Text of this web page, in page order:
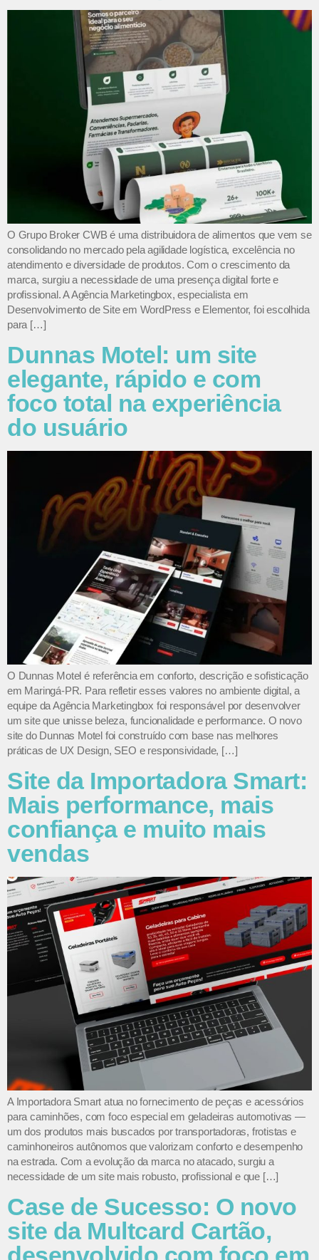
O Grupo Broker CWB é uma distribuidora de alimentos que vem se
consolidando no mercado pela agilidade logística, excelência no
atendimento e diversidade de produtos. Com o crescimento da
marca, surgiu a necessidade de uma presença digital forte e
profissional. A Agência Marketingbox, especialista em
Desenvolvimento de Site em WordPress e Elementor, foi escolhida
para […]
Dunnas Motel: um site
elegante, rápido e com
foco total na experiência
do usuário
O Dunnas Motel é referência em conforto, descrição e sofisticação
em Maringá-PR. Para refletir esses valores no ambiente digital, a
equipe da Agência Marketingbox foi responsável por desenvolver
um site que unisse beleza, funcionalidade e performance. O novo
site do Dunnas Motel foi construído com base nas melhores
práticas de UX Design, SEO e responsividade, […]
Site da Importadora Smart:
Mais performance, mais
confiança e muito mais
vendas
A Importadora Smart atua no fornecimento de peças e acessórios
para caminhões, com foco especial em geladeiras automotivas —
um dos produtos mais buscados por transportadoras, frotistas e
caminhoneiros autônomos que valorizam conforto e desempenho
na estrada. Com a evolução da marca no atacado, surgiu a
necessidade de um site mais robusto, profissional e que […]
Case de Sucesso: O novo
site da Multcard Cartão,